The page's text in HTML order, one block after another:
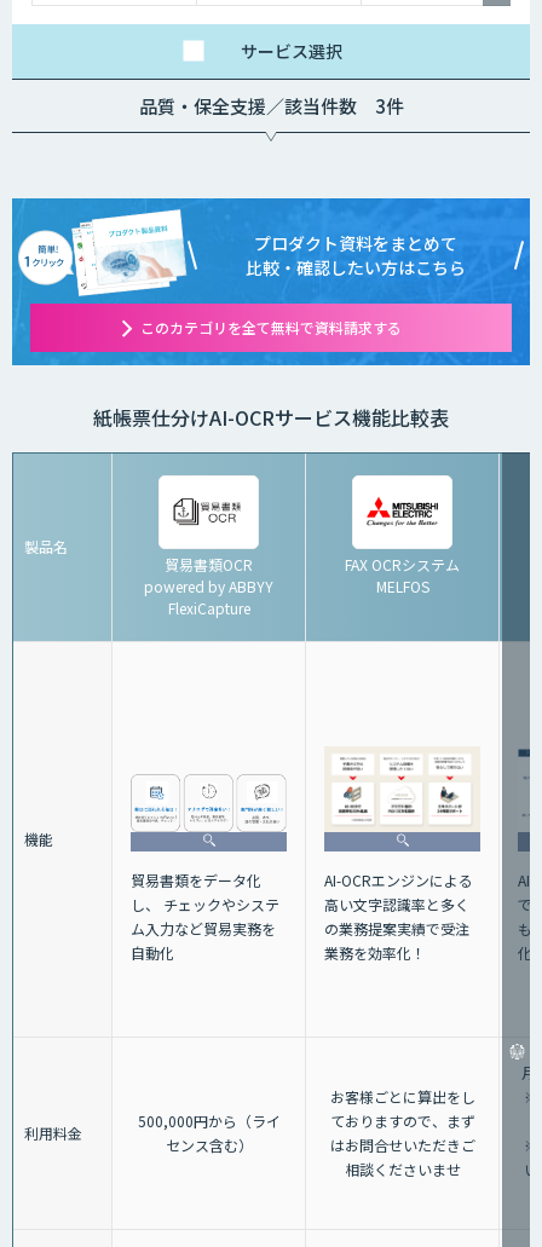
サービス選択
品質・保全支援／該当件数 3件
プロダクト資料をまとめて
比較・確認したい方はこちら
このカテゴリを全て無料で資料請求する
紙帳票仕分けAI-OCRサービス機能比較表
製品名
貿易書類OCR
powered by ABBYY
FlexiCapture
FAX OCRシステム
MELFOS
機能
貿易書類をデータ化
し、 チェックやシステ
ム入力など貿易実務を
自動化
AI-OCRエンジンによる
高い文字認識率と多く
の業務提案実績で受注
業務を効率化！
AI-
で
も
化
利用料金
500,000円から（ライ
センス含む）
お客様ごとに算出をし
ておりますので、まず
はお問合せいただきご
相談くださいませ
月
※
※